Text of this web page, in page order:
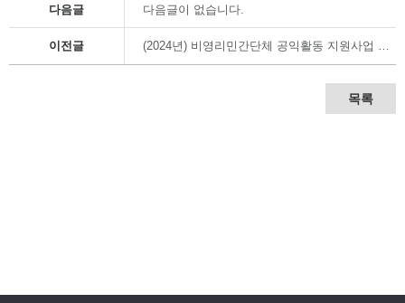
다음글 다음글이 없습니다.
이전글 (2024년) 비영리민간단체 공익활동 지원사업 교부결정 내역
목록